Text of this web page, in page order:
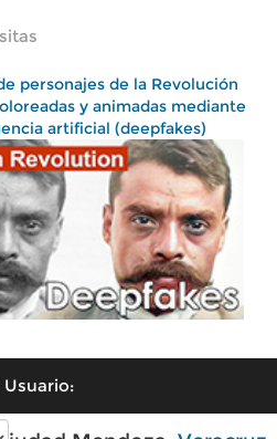
personajes de la Revolución
y animadas mediante
artificial (deepfakes)